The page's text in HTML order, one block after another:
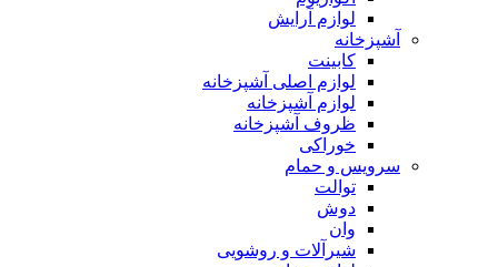
لوازم آرایش
آشپزخانه
کابینت
لوازم اصلی آشپزخانه
لوازم آشپزخانه
ظروف آشپزخانه
خوراکی
سرویس و حمام
توالت
دوش
وان
شیرآلات و روشویی